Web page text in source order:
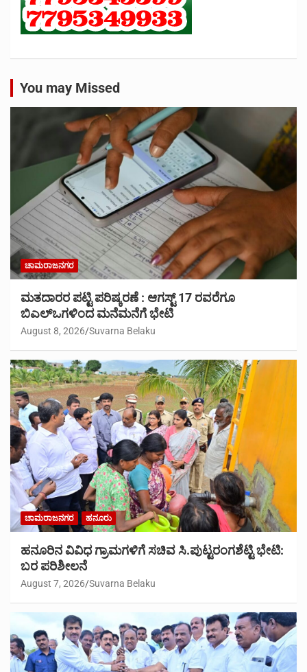
You may Missed
ಚಾಮರಾಜನಗರ
ಮತದಾರರ ಪಟ್ಟಿ ಪರಿಷ್ಕರಣೆ : ಆಗಸ್ಟ್ 17 ರವರೆಗೂ
ಬಿಎಲ್‍ಒಗಳಿಂದ ಮನೆಮನೆಗೆ ಭೇಟಿ
August 8, 2026 Suvarna Belaku
ಚಾಮರಾಜನಗರ ಹನೂರು
ಹನೂರಿನ ವಿವಿಧ ಗ್ರಾಮಗಳಿಗೆ ಸಚಿವ ಸಿ.ಪುಟ್ಟರಂಗಶೆಟ್ಟಿ ಭೇಟಿ:
ಬರ ಪರಿಶೀಲನೆ
August 7, 2026 Suvarna Belaku